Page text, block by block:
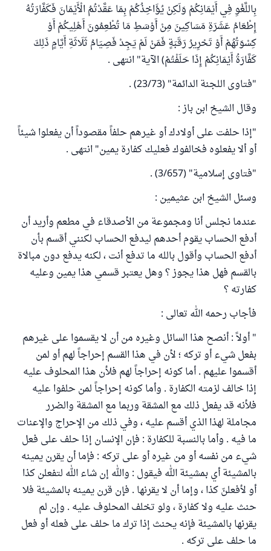
بِاللَّغْوِ فِي أَيْمَانِكُمْ وَلَكِنْ يُؤَاخِذُكُمْ بِمَا عَقَّدْتُمُ الْأَيْمَانَ فَكَفَّارَتُهُ
إِطْعَامُ عَشَرَةِ مَسَاكِينَ مِنْ أَوْسَطِ مَا تُطْعِمُونَ أَهْلِيكُمْ أَوْ
كِسْوَتُهُمْ أَوْ تَحْرِيرُ رَقَبَةٍ فَمَنْ لَمْ يَجِدْ فَصِيَامُ ثَلَاثَةِ أَيَّامٍ ذَلِكَ
كَفَّارَةُ أَيْمَانِكُمْ إِذَا حَلَفْتُمْ) الآية" انتهى .
"فتاوى اللجنة الدائمة" (23/73) .
وقال الشيخ ابن باز :
"إذا حلفت على أولادك أو غيرهم حلفاً مقصوداً أن يفعلوا شيئاً
أو ألا يفعلوه فخالفوك فعليك كفارة يمين" انتهى .
"فتاوى إسلامية" (3/657) .
وسئل الشيخ ابن عثيمين :
عندما نجلس أنا ومجموعة من الأصدقاء في مطعم وأريد أن
أدفع الحساب يقوم أحدهم ليدفع الحساب لكنني أقسم بأن
أدفع الحساب وأقول بالله ما تدفع أنت ، لكنه يدفع دون مبالاة
بالقسم فهل هذا يجوز ؟ وهل يعتبر قسمي هذا يمين وعليه
كفارته ؟
فأجاب رحمه الله تعالى :
" أولاً : أنصح هذا السائل وغيره من أن لا يقسموا على غيرهم
بفعل شيء أو تركه ؛ لأن في هذا القسم إحراجاً لهم أو لمن
أقسموا عليهم . أما كونه إحراجاً لهم فلأن هذا المحلوف عليه
إذا خالف لزمته الكفارة . وأما كونه إحراجاً لمن حلفوا عليه
فلأنه قد يفعل ذلك مع المشقة وربما مع المشقة والضرر
مجاملة لهذا الذي أقسم عليه ، وفي ذلك من الإحراج والإعنات
ما فيه . وأما بالنسبة للكفارة : فإن الإنسان إذا حلف على فعل
شيء من نفسه أو من غيره أو على تركه : فإما أن يقرن يمينه
بالمشيئة أي بمشيئة الله فيقول : والله إن شاء الله لتفعلن كذا
أو لأفعلنّ كذا ، وإما أن لا يقرنها . فإن قرن يمينه بالمشيئة فلا
حنث عليه ولا كفارة ، ولو تخلف المحلوف عليه . وإن لم
يقرنها بالمشيئة فإنه يحنث إذا ترك ما حلف على فعله أو فعل
ما حلف على تركه .